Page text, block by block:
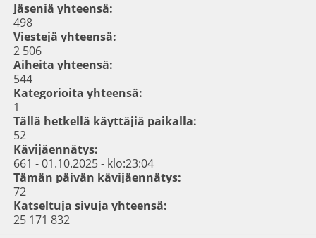
Jäseniä yhteensä:
498
Viestejä yhteensä:
2 506
Aiheita yhteensä:
544
Kategorioita yhteensä:
1
Tällä hetkellä käyttäjiä paikalla:
52
Kävijäennätys:
661 - 01.10.2025 - klo:23:04
Tämän päivän kävijäennätys:
72
Katseltuja sivuja yhteensä:
25 171 832